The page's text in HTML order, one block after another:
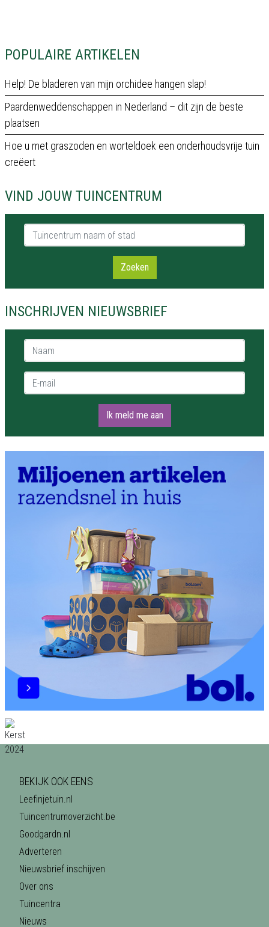
POPULAIRE ARTIKELEN
Help! De bladeren van mijn orchidee hangen slap!
Paardenweddenschappen in Nederland – dit zijn de beste
plaatsen
Hoe u met graszoden en worteldoek een onderhoudsvrije tuin
creëert
VIND JOUW TUINCENTRUM
Tuincentrum naam of stad
Zoeken
INSCHRIJVEN NIEUWSBRIEF
Naam *
E-mail *
Ik meld me aan
BEKIJK OOK EENS
Leefinjetuin.nl
Tuincentrumoverzicht.be
Goodgardn.nl
Adverteren
Nieuwsbrief inschijven
Over ons
Tuincentra
Nieuws